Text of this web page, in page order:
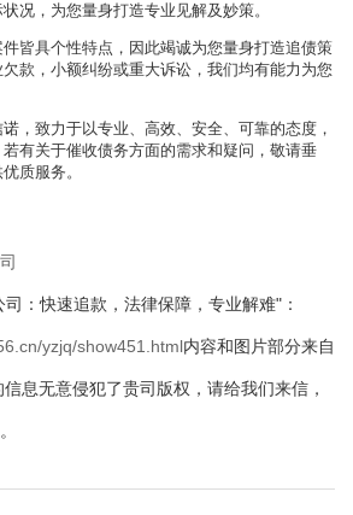
况，为您量身打造专业见解及妙策。
皆具个性特点，因此竭诚为您量身打造追债策
款，小额纠纷或重大诉讼，我们均有能力为您
，致力于以专业、高效、安全、可靠的态度，
有关于催收债务方面的需求和疑问，敬请垂
质服务。
：快速追款，法律保障，专业解难"：
yzjq/show451.html内容和图片部分来自
息无意侵犯了贵司版权，请给我们来信，